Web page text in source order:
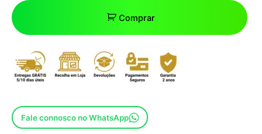
Largura: 132 cms
Comprimento: 70 cms
Altura: 69 cms
UNIDADES: 1
Comprar
Fale connosco no WhatsApp